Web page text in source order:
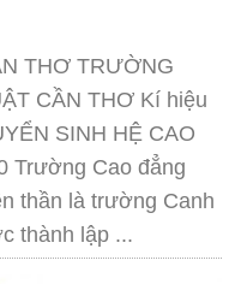
THƠ TRƯỜNG
CẦN THƠ Kí hiệu
SINH HỆ CAO
Trường Cao đẳng
thần là trường Canh
thành lập ...